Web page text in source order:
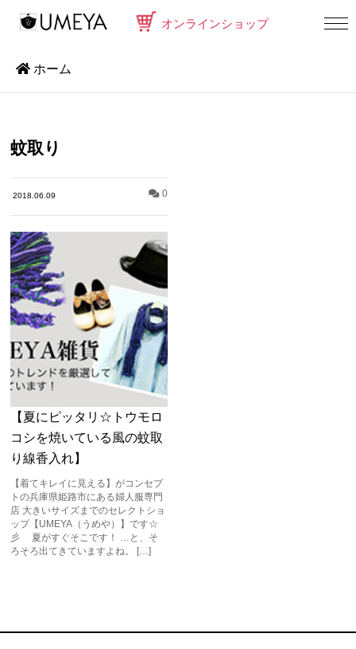
オンラインショップ
ホーム
蚊取り
2018.06.09 0
【夏にピッタリ☆トウモロ
コシを焼いている風の蚊取
り線香入れ】
【着てキレイに見える】がコンセプ
トの兵庫県姫路市にある婦人服専門
店 大きいサイズまでのセレクトショ
ップ【UMEYA（うめや）】です☆
彡 夏がすぐそこです！ …と、そ
ろそろ出てきていますよね。 […]